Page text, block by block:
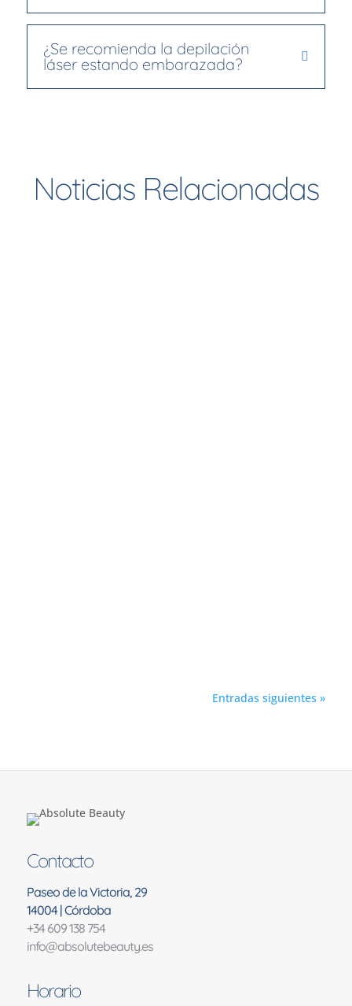
¿Se recomienda la depilación
láser estando embarazada?
Noticias Relacionadas
Entradas siguientes »
Contacto
Paseo de la Victoria, 29
14004 | Córdoba
+34 609 138 754
info@absolutebeauty.es
Horario